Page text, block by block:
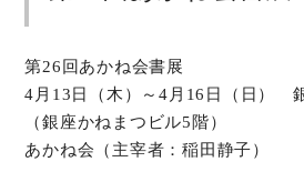
第26回あかね会書展
4月13日（木）～4月16日（日）
（銀座かねまつビル5階）
あかね会（主宰者：稲田静子）
デジタルアーカ
オンラインショ